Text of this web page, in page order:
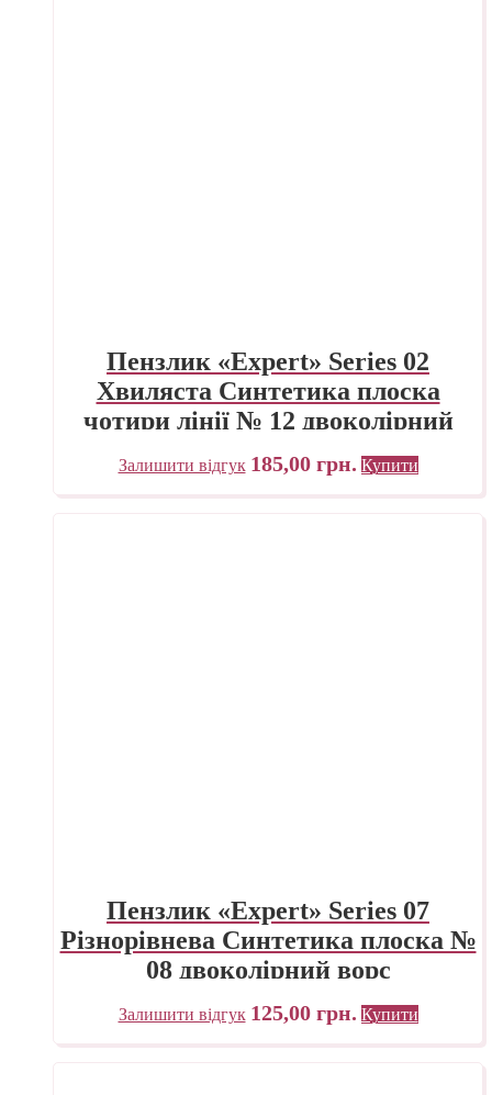
Пензлик «Expert» Series 02
Хвиляста Синтетика плоска
чотири лінії № 12 двоколірний
ворс
Залишити відгук 185,00 грн. Купити
Пензлик «Expert» Series 07
Різнорівнева Синтетика плоска №
08 двоколірний ворс
Залишити відгук 125,00 грн. Купити